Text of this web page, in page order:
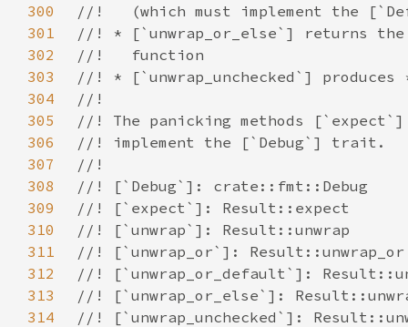
300
301
302
303
304
305
306
307
308
309
310
311
312
313
314